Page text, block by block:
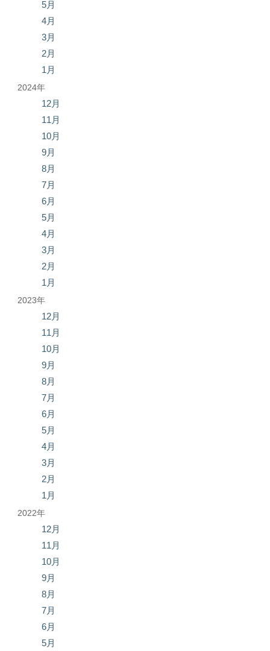
5月
4月
3月
2月
1月
2024年
12月
11月
10月
9月
8月
7月
6月
5月
4月
3月
2月
1月
2023年
12月
11月
10月
9月
8月
7月
6月
5月
4月
3月
2月
1月
2022年
12月
11月
10月
9月
8月
7月
6月
5月